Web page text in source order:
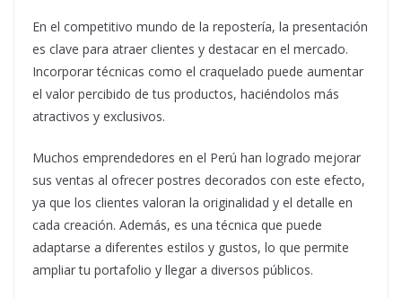
En el competitivo mundo de la repostería, la presentación
es clave para atraer clientes y destacar en el mercado.
Incorporar técnicas como el craquelado puede aumentar
el valor percibido de tus productos, haciéndolos más
atractivos y exclusivos.
Muchos emprendedores en el Perú han logrado mejorar
sus ventas al ofrecer postres decorados con este efecto,
ya que los clientes valoran la originalidad y el detalle en
cada creación. Además, es una técnica que puede
adaptarse a diferentes estilos y gustos, lo que permite
ampliar tu portafolio y llegar a diversos públicos.